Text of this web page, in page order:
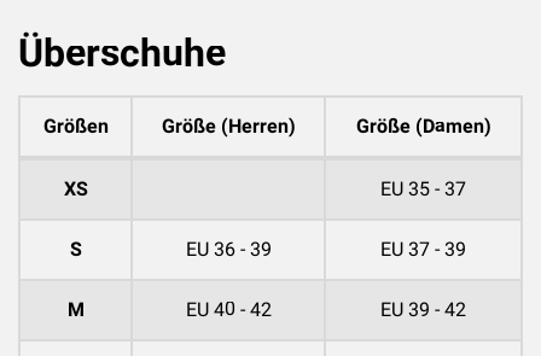
(2)
Überschuhe
Größen Größe (Herren) Größe (Damen)
XS EU 35 - 37
S EU 36 - 39 EU 37 - 39
M EU 40 - 42 EU 39 - 42